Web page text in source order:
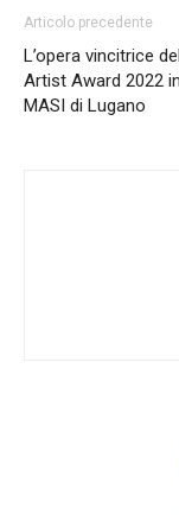
Articolo precedente
L’opera vincitrice
Artist Award 2022
MASI di Lugano